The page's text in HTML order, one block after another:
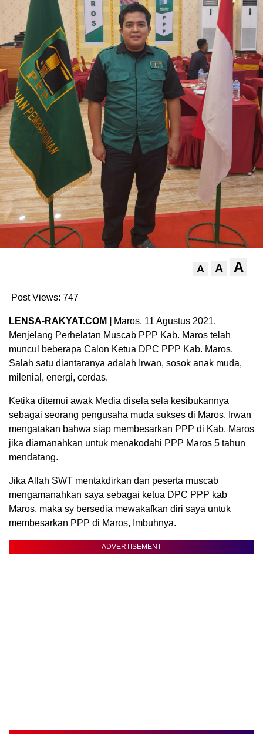
A A A
Post Views: 747
LENSA-RAKYAT.COM |
Maros, 11 Agustus 2021.
Menjelang Perhelatan Muscab PPP Kab. Maros telah
muncul beberapa Calon Ketua DPC PPP Kab. Maros.
Salah satu diantaranya adalah Irwan, sosok anak muda,
milenial, energi, cerdas.
Ketika ditemui awak Media disela sela kesibukannya
sebagai seorang pengusaha muda sukses di Maros, Irwan
mengatakan bahwa siap membesarkan PPP di Kab. Maros
jika diamanahkan untuk menakodahi PPP Maros 5 tahun
mendatang.
Jika Allah SWT mentakdirkan dan peserta muscab
mengamanahkan saya sebagai ketua DPC PPP kab
Maros, maka sy bersedia mewakafkan diri saya untuk
membesarkan PPP di Maros, Imbuhnya.
ADVERTISEMENT